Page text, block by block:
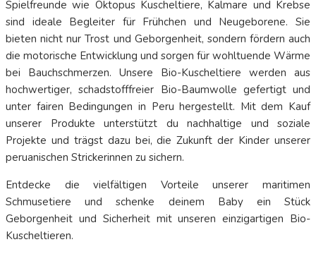
Spielfreunde wie Oktopus Kuscheltiere, Kalmare und Krebse
sind ideale Begleiter für Frühchen und Neugeborene. Sie
bieten nicht nur Trost und Geborgenheit, sondern fördern auch
die motorische Entwicklung und sorgen für wohltuende Wärme
bei Bauchschmerzen. Unsere Bio-Kuscheltiere werden aus
hochwertiger, schadstofffreier Bio-Baumwolle gefertigt und
unter fairen Bedingungen in Peru hergestellt. Mit dem Kauf
unserer Produkte unterstützt du nachhaltige und soziale
Projekte und trägst dazu bei, die Zukunft der Kinder unserer
peruanischen Strickerinnen zu sichern.
Entdecke die vielfältigen Vorteile unserer maritimen
Schmusetiere und schenke deinem Baby ein Stück
Geborgenheit und Sicherheit mit unseren einzigartigen Bio-
Kuscheltieren.